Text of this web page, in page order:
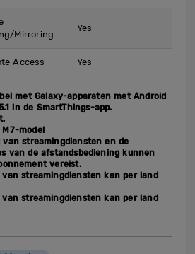
Mirroring
Yes
Access Yes
met Galaxy-apparaten met Android
in de SmartThings-app.
model
van streamingdiensten en de
van de afstandsbediening kunnen
vereist.
van streamingdiensten kan per land
van streamingdiensten kan per land